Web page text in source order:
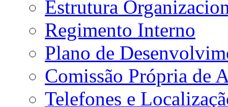
Estrutura
Regimento Interno
Plano de
Comissão Própria de
Telefones e